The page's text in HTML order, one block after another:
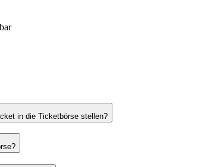
in die Ticketbörse stellen?